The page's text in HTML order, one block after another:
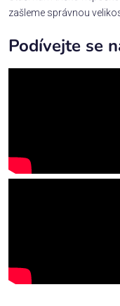
zašleme správnou
Podívejte se